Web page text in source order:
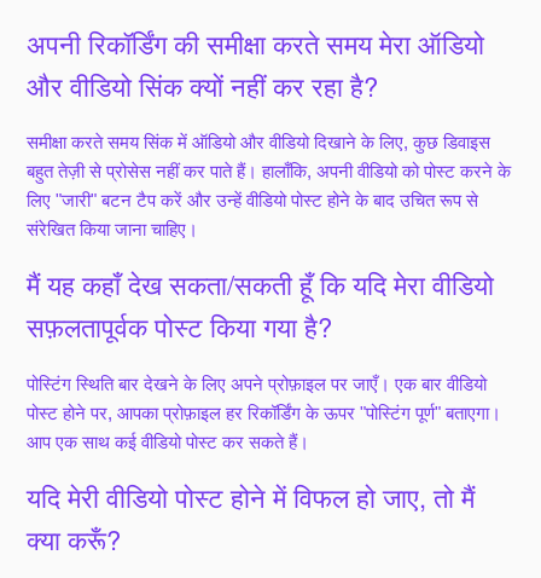
अपनी रिकॉर्डिंग की समीक्षा करते समय मेरा ऑडियो
और वीडियो सिंक क्यों नहीं कर रहा है?
समीक्षा करते समय सिंक में ऑडियो और वीडियो दिखाने के लिए, कुछ डिवाइस
बहुत तेज़ी से प्रोसेस नहीं कर पाते हैं। हालाँकि, अपनी वीडियो को पोस्ट करने के
लिए "जारी" बटन टैप करें और उन्हें वीडियो पोस्ट होने के बाद उचित रूप से
संरेखित किया जाना चाहिए।
मैं यह कहाँ देख सकता/सकती हूँ कि यदि मेरा वीडियो
सफ़लतापूर्वक पोस्ट किया गया है?
पोस्टिंग स्थिति बार देखने के लिए अपने प्रोफ़ाइल पर जाएँ। एक बार वीडियो
पोस्ट होने पर, आपका प्रोफ़ाइल हर रिकॉर्डिंग के ऊपर "पोस्टिंग पूर्ण" बताएगा।
आप एक साथ कई वीडियो पोस्ट कर सकते हैं।
यदि मेरी वीडियो पोस्ट होने में विफल हो जाए, तो मैं
क्या करूँ?